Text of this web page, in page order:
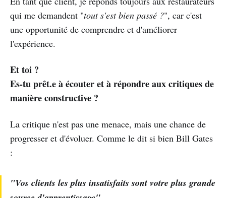
qui me demandent "tout s'est bien passé ?", car c'est
une opportunité de comprendre et d'améliorer
l'expérience.
Et toi ?
Es-tu prêt.e à écouter et à répondre aux critiques de
manière constructive ?
La critique n'est pas une menace, mais une chance de
progresser et d'évoluer. Comme le dit si bien Bill Gates
:
"Vos clients les plus insatisfaits sont votre plus grande